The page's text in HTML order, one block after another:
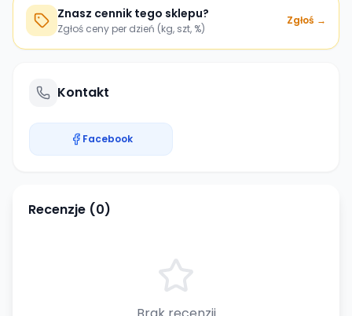
Znasz cennik tego sklepu?
Zgłoś ceny per dzień (kg, szt, %)
Zgłoś →
Kontakt
Facebook
Recenzje (0)